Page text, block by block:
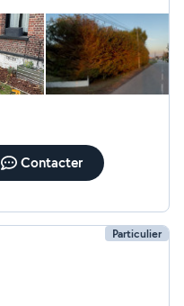
Contacter
Particulier